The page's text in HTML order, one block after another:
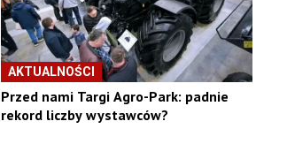
AKTUALNOŚCI
Przed nami Targi Agro-Park: padnie
rekord liczby wystawców?